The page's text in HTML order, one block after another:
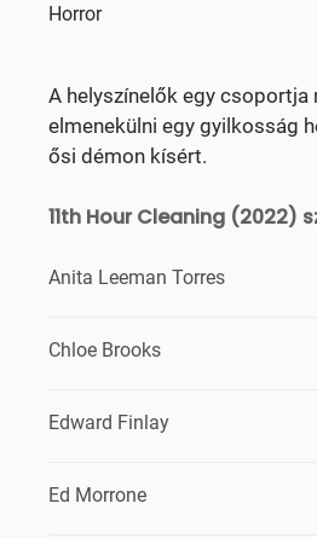
Horror
A helyszínelők egy csoportja
elmenekülni egy gyilkosság
ősi démon kísért.
11th Hour Cleaning (2022)
Anita Leeman Torres
Chloe Brooks
Edward Finlay
Ed Morrone